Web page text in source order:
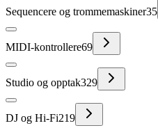
Sequencere og trommemaskiner35
MIDI-kontrollere69
Studio og opptak329
DJ og Hi-Fi219